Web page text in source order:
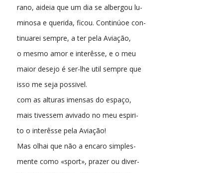
rano, aideia que um dia se albergou lu-
minosa e querida, ficou. Continúoe con-
tinuarei sempre, a ter pela Aviação,
o mesmo amor e interêsse, e o meu
maior desejo é ser-lhe util sempre que
isso me seja possivel.
com as alturas imensas do espaço,
mais tivessem avivado no meu espiri-
to o interêsse pela Aviação!
Mas olhai que não a encaro simples-
mente como «sport», prazer ou diver-